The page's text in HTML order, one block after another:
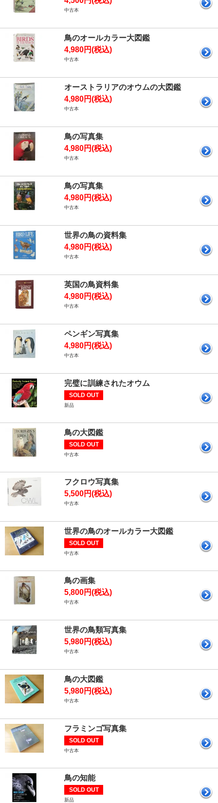
中古本
鳥のオールカラー大図鑑
4,980円(税込)
中古本
オーストラリアのオウムの大図鑑
4,980円(税込)
中古本
鳥の写真集
4,980円(税込)
中古本
鳥の写真集
4,980円(税込)
中古本
世界の鳥の資料集
4,980円(税込)
中古本
英国の鳥資料集
4,980円(税込)
中古本
ペンギン写真集
4,980円(税込)
中古本
完璧に訓練されたオウム
SOLD OUT
新品
鳥の大図鑑
SOLD OUT
中古本
フクロウ写真集
5,500円(税込)
中古本
世界の鳥のオールカラー大図鑑
SOLD OUT
中古本
鳥の画集
5,800円(税込)
中古本
世界の鳥類写真集
5,980円(税込)
中古本
鳥の大図鑑
5,980円(税込)
中古本
フラミンゴ写真集
SOLD OUT
中古本
鳥の知能
SOLD OUT
新品